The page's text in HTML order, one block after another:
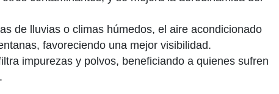
de lluvias o climas húmedos, el aire acondicionado
favoreciendo una mejor visibilidad.
impurezas y polvos, beneficiando a quienes sufren